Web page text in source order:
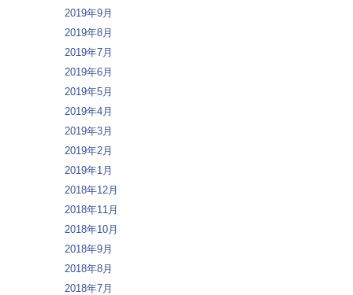
2019年9月
2019年8月
2019年7月
2019年6月
2019年5月
2019年4月
2019年3月
2019年2月
2019年1月
2018年12月
2018年11月
2018年10月
2018年9月
2018年8月
2018年7月